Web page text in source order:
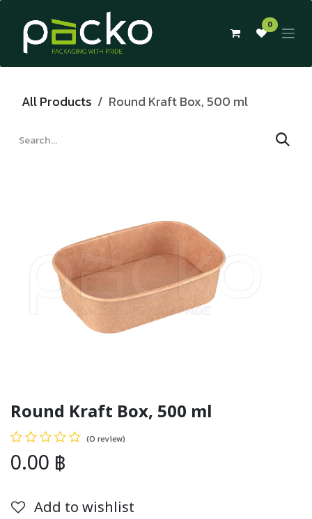
Skip to Content
0
All Products Round Kraft Box, 500 ml
Round Kraft Box, 500 ml
(0 review)
0.00 ฿
Add to wishlist